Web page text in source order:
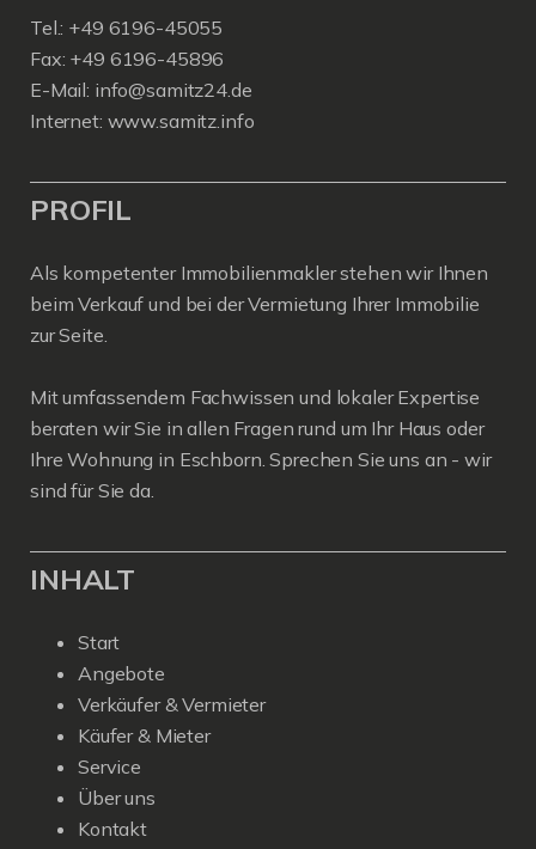
Tel.: +49 6196-45055
Fax: +49 6196-45896
E-Mail: info@samitz24.de
Internet: www.samitz.info
PROFIL
Als kompetenter Immobilienmakler stehen wir Ihnen
beim Verkauf und bei der Vermietung Ihrer Immobilie
zur Seite.
Mit umfassendem Fachwissen und lokaler Expertise
beraten wir Sie in allen Fragen rund um Ihr Haus oder
Ihre Wohnung in Eschborn. Sprechen Sie uns an - wir
sind für Sie da.
INHALT
Start
Angebote
Verkäufer & Vermieter
Käufer & Mieter
Service
Über uns
Kontakt